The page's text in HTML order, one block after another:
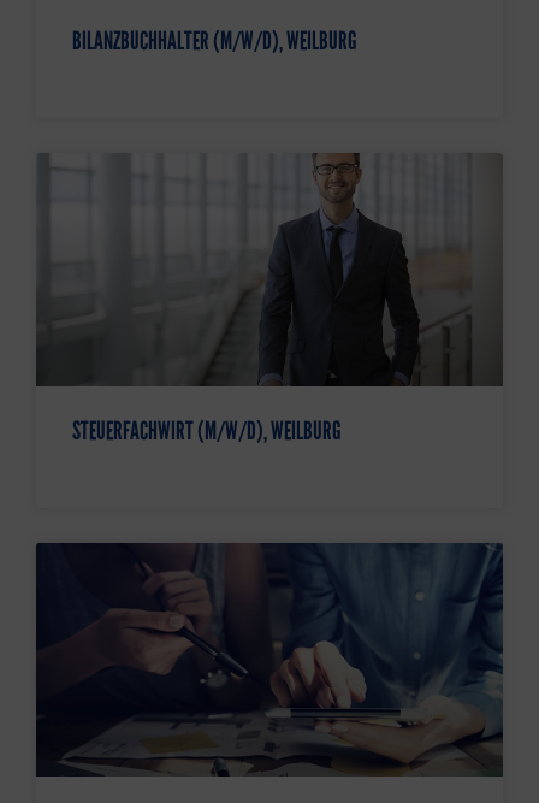
BILANZBUCHHALTER (M/W/D), WEILBURG
STEUERFACHWIRT (M/W/D), WEILBURG